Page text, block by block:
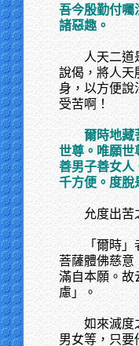
吾今殷勤付囑
諸惡趣。
人天二道
說偈，將人
身，以方便說
受苦啊！
爾時地藏
世尊。唯願世
善男子善女人
千方便。度脫
允度出苦
「爾時
菩薩體佛慈意
滿自本願。故
慮」。
如來滅度
男女等，只要